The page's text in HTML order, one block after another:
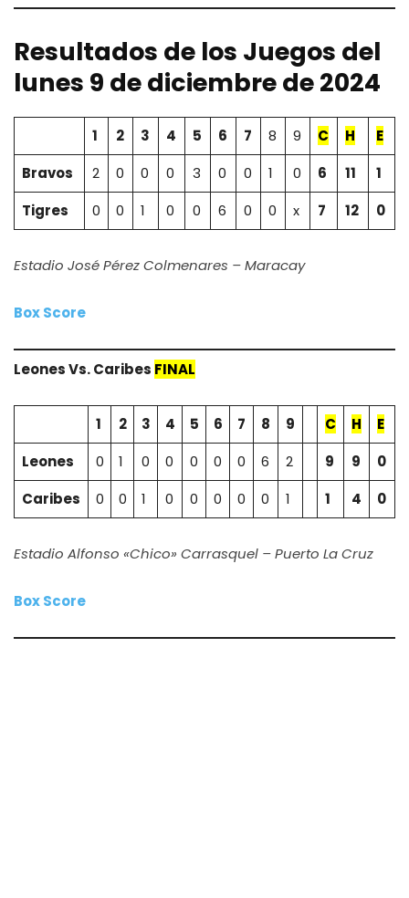
Resultados de los Juegos del
lunes 9 de diciembre de 2024
1 2 3 4 5 6 7 8 9 C H
E
Bravos
2 0 0 0 3 0 0 1 0 6 11
1
Tigres
0 0 1 0 0 6 0 0 x 7 12 0
Estadio José Pérez Colmenares – Maracay
Box Score
Leones Vs. Caribes FINAL
1 2 3 4 5 6 7 8 9 C H
E
Leones
0 1 0 0 0 0 0 6 2 9 9
0
Caribes
0 0 1 0 0 0 0 0 1 1 4 0
Estadio Alfonso «Chico» Carrasquel – Puerto La Cruz
Box Score